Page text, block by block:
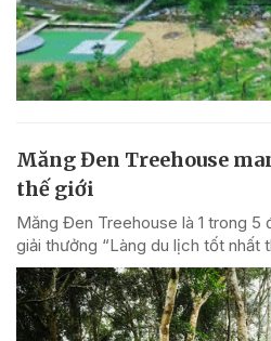
Măng Đen Treehouse
thế giới
Măng Đen Treehouse là 1 trong 5
giải thưởng “Làng du lịch tốt nhất